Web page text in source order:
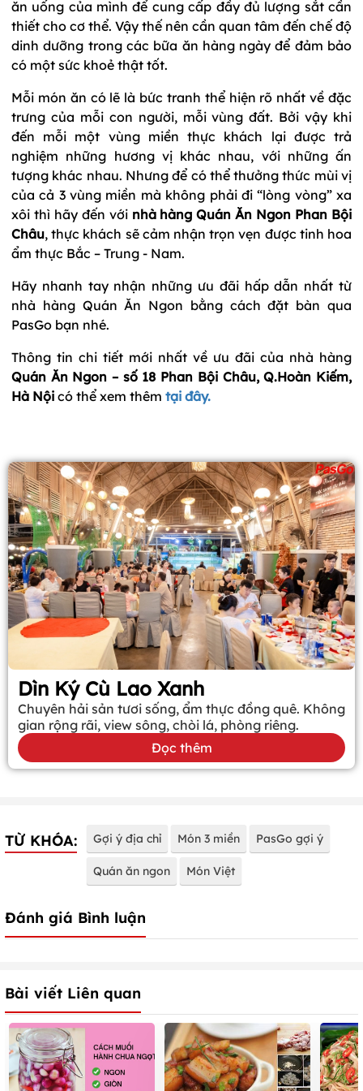
ăn uống của mình để cung cấp đầy đủ lượng sắt cần
thiết cho cơ thể. Vậy thế nên cần quan tâm đến chế độ
dinh dưỡng trong các bữa ăn hàng ngày để đảm bảo
có một sức khoẻ thật tốt.
Mỗi món ăn có lẽ là bức tranh thể hiện rõ nhất về đặc
trưng của mỗi con người, mỗi vùng đất. Bởi vậy khi
đến mỗi một vùng miền thực khách lại được trả
nghiệm những hương vị khác nhau, với những ấn
tượng khác nhau. Nhưng để có thể thưởng thức mùi vị
của cả 3 vùng miền mà không phải đi “lòng vòng” xa
xôi thì hãy đến với nhà hàng Quán Ăn Ngon Phan Bội
Châu, thực khách sẽ cảm nhận trọn vẹn được tinh hoa
ẩm thực Bắc – Trung - Nam.
Hãy nhanh tay nhận những ưu đãi hấp dẫn nhất từ
nhà hàng Quán Ăn Ngon bằng cách đặt bàn qua
PasGo bạn nhé.
Thông tin chi tiết mới nhất về ưu đãi của nhà hàng
Quán Ăn Ngon – số 18 Phan Bội Châu, Q.Hoàn Kiếm,
Hà Nội có thể xem thêm tại đây.
Dìn Ký Cù Lao Xanh
Chuyên hải sản tươi sống, ẩm thực đồng quê. Không
gian rộng rãi, view sông, chòi lá, phòng riêng.
Đọc thêm
TỪ KHÓA: Gợi ý địa chỉ Món 3 miền PasGo gợi ý
Quán ăn ngon Món Việt
Đánh giá Bình luận
Bài viết Liên quan